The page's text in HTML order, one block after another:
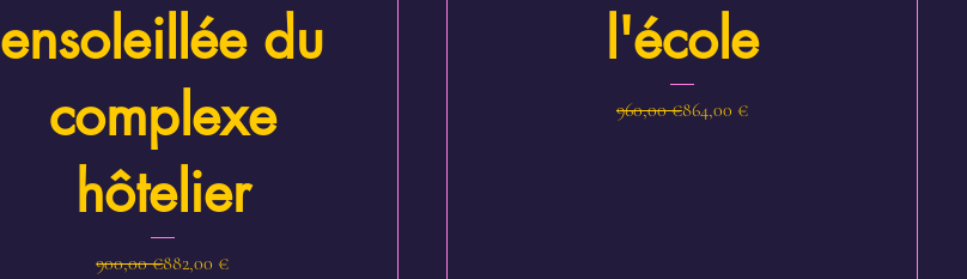
ensoleillée du
complexe
hôtelier
Prix original
900,00 €Prix promotionnel
882,00 €
l'école
Prix original
960,00 €Prix promotionnel
864,00 €